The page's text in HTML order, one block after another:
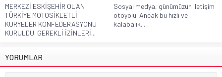
MERKEZİ ESKİŞEHİR OLAN
TÜRKİYE MOTOSİKLETLİ
KURYELER KONFEDERASYONU
KURULDU. GEREKLİ İZİNLERİ...
Sosyal medya, günümüzün iletişim
otoyolu. Ancak bu hızlı ve
kalabalık...
YORUMLAR